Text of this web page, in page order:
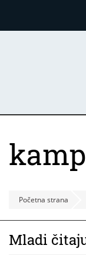
Početna strana
Mladi